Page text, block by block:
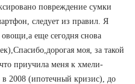
повреждение сумки
следует из правил. Я
еще сегодня снова
моя, за такой
приучила меня к хмели-
2008 (ипотечный кризис), до